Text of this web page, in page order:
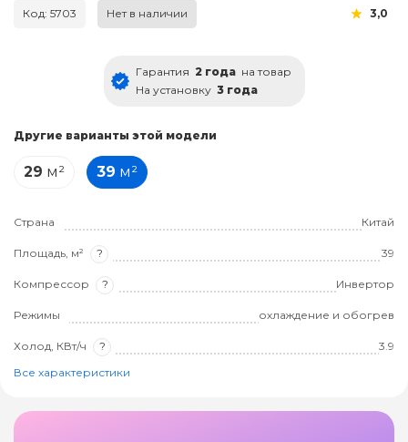
Код: 5703 Нет в наличии 3,0
Гарантия 2 года на товар
На установку 3 года
Другие варианты этой модели
29 м² 39 м²
Страна Китай
Площадь, м² ? 39
Компрессор ? Инвертор
Режимы охлаждение и обогрев
Холод, КВт/ч ?
3.9
Все характеристики